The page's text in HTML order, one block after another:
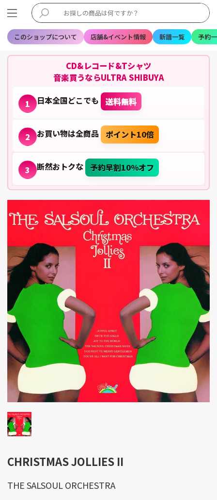
このショップについて 店舗&イベント情報 新譜一覧 予約
CD&レコード&Tシャツ
音楽買うならULTRA SHIBUYA
1 日本全国どこでも 送料無料
2 お買い物は全商品 ポイント10倍
3 断然おトクな 予約早割10%オフ
CHRISTMAS JOLLIES II
THE SALSOUL ORCHESTRA